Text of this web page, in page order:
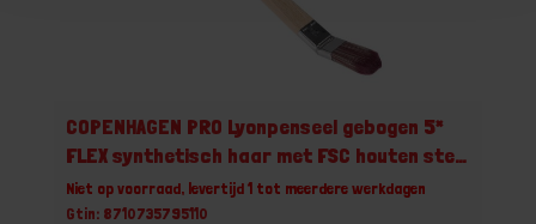
COPENHAGEN PRO Lyonpenseel gebogen 5*
FLEX synthetisch haar met FSC houten steel
24
Niet op voorraad, levertijd 1 tot meerdere werkdagen
Gtin: 8710735795110